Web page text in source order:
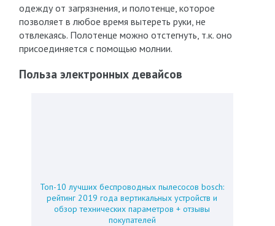
одежду от загрязнения, и полотенце, которое
позволяет в любое время вытереть руки, не
отвлекаясь. Полотенце можно отстегнуть, т.к. оно
присоединяется с помощью молнии.
Польза электронных девайсов
Топ-10 лучших беспроводных пылесосов bosch:
рейтинг 2019 года вертикальных устройств и
обзор технических параметров + отзывы
покупателей